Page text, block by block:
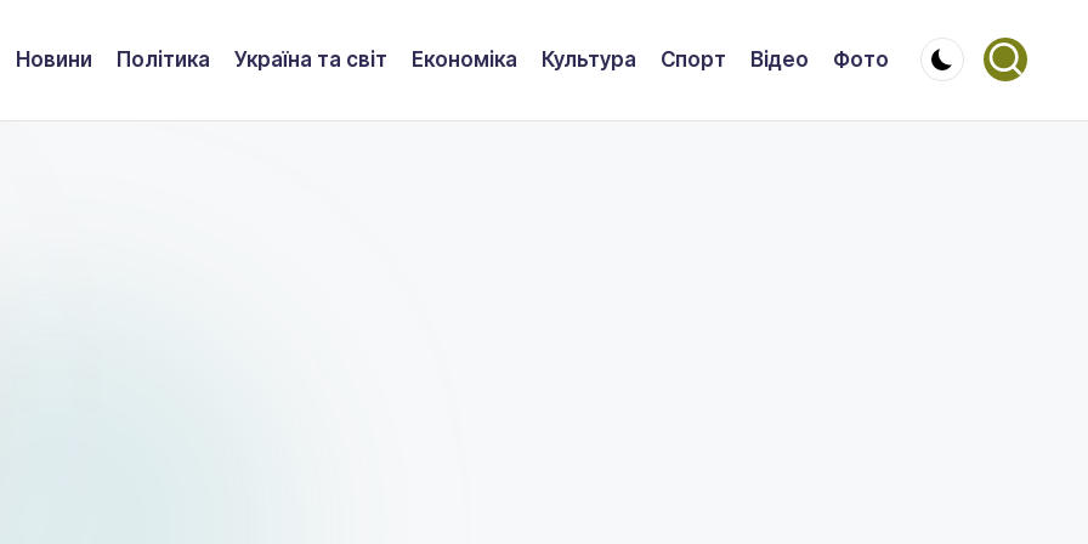
Новини Політика Україна та світ Економіка Культура Спорт Відео Фото